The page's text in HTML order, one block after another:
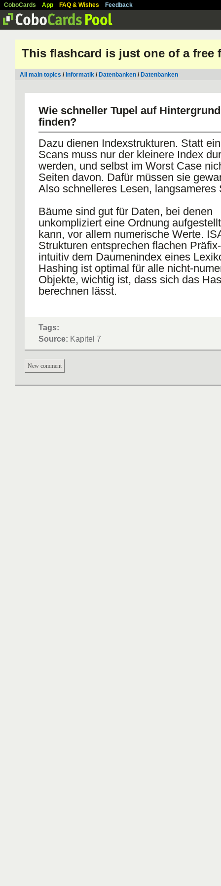
CoboCards App FAQ & Wishes Feedback
This flashcard is just one of a free
All main topics / Informatik / Datenbanken / Datenbanken
Wie schneller Tupel auf
finden?
Dazu dienen Indexstrukturen. Statt
Scans muss nur der kleinere Index
werden, und selbst im Worst Case
Seiten davon. Dafür müssen sie
Also schnelleres Lesen, langsameres
Bäume sind gut für Daten, bei denen
unkompliziert eine Ordnung
kann, vor allem numerische Werte.
Strukturen entsprechen flachen
intuitiv dem Daumenindex eines
Hashing ist optimal für alle nicht-
Objekte, wichtig ist, dass sich das
berechnen lässt.
Tags:
Source: Kapitel 7
New comment